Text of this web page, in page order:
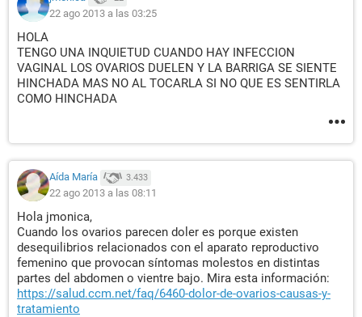
22 ago 2013 a las 03:25
HOLA
TENGO UNA INQUIETUD CUANDO HAY INFECCION
VAGINAL LOS OVARIOS DUELEN Y LA BARRIGA SE SIENTE
HINCHADA MAS NO AL TOCARLA SI NO QUE ES SENTIRLA
COMO HINCHADA
Aída María 3.433
22 ago 2013 a las 08:11
Hola jmonica,
Cuando los ovarios parecen doler es porque existen
desequilibrios relacionados con el aparato reproductivo
femenino que provocan síntomas molestos en distintas
partes del abdomen o vientre bajo. Mira esta información:
https://salud.ccm.net/faq/6460-dolor-de-ovarios-causas-y-
tratamiento